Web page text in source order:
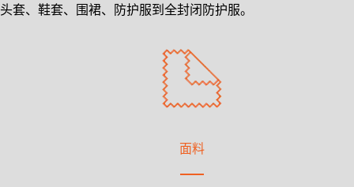
头套、鞋套、围裙、防护服到全封闭防护服。
面料